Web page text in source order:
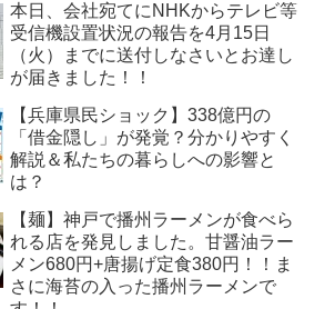
本日、会社宛てにNHKからテレビ等
受信機設置状況の報告を4月15日
（火）までに送付しなさいとお達し
が届きました！！
【兵庫県民ショック】338億円の
「借金隠し」が発覚？分かりやすく
解説＆私たちの暮らしへの影響と
は？
【麺】神戸で播州ラーメンが食べら
れる店を発見しました。甘醤油ラー
メン680円+唐揚げ定食380円！！ま
さに海苔の入った播州ラーメンで